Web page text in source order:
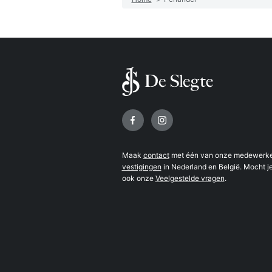
Volg ons op
Maak contactmet één van onze
vestigingen in Nederland en België. Mocht
ook onze Veelgestelde vragen.